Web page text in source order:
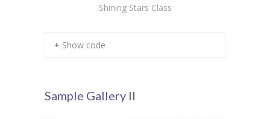
Shining Stars Class
+ Show code
Sample Gallery II